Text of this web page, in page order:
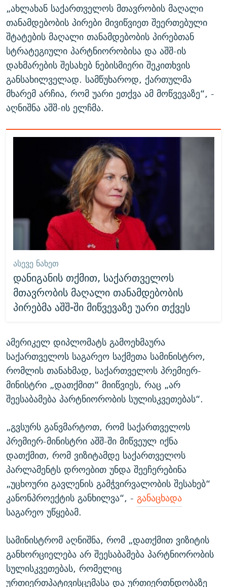
„ახლახან საქართველოს მთავრობის მაღალი
თანამდებობის პირები მივიწვიეთ შეერთებული
შტატების მაღალი თანამდებობის პირებთან
სტრატეგიული პარტნიორობისა და აშშ-ის
დახმარების შესახებ ნებისმიერი შეკითხვის
განსახილველად. სამწუხაროდ, ქართულმა
მხარემ არჩია, რომ უარი ეთქვა ამ მოწვევაზე“, -
აღნიშნა აშშ-ის ელჩმა.
ᲐᲡᲔᲕᲔ ᲜᲐᲮᲔᲗ
დანიგანის თქმით, საქართველოს
მთავრობის მაღალი თანამდებობის
პირებმა აშშ-ში მიწვევაზე უარი თქვეს
ამერიკელ დიპლომატს გამოეხმაურა
საქართველოს საგარეო საქმეთა სამინისტრო,
რომლის თანახმად, საქართველოს პრემიერ-
მინისტრი „დათქმით“ მიიწვიეს, რაც „არ
შეესაბამება პარტნიორობის სულისკვეთებას“.
„გვსურს განვმარტოთ, რომ საქართველოს
პრემიერ-მინისტრი აშშ-ში მიწვეულ იქნა
დათქმით, რომ ვიზიტამდე საქართველოს
პარლამენტს დროებით უნდა შეეჩერებინა
„უცხოური გავლენის გამჭვირვალობის შესახებ“
კანონპროექტის განხილვა“, - განაცხადა
საგარეო უწყებამ.
სამინისტრომ აღნიშნა, რომ „დათქმით ვიზიტის
განხორციელება არ შეესაბამება პარტნიორობის
სულისკვეთებას, რომელიც
ურთიერთპატივისცემასა და ურთიერთნდობაზე